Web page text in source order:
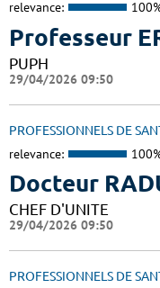
relevance:
Professeur
PUPH
29/04/2026 09:50
PROFESSIONNELS DE
relevance:
Docteur
CHEF D'UNITE
29/04/2026 09:50
PROFESSIONNELS DE